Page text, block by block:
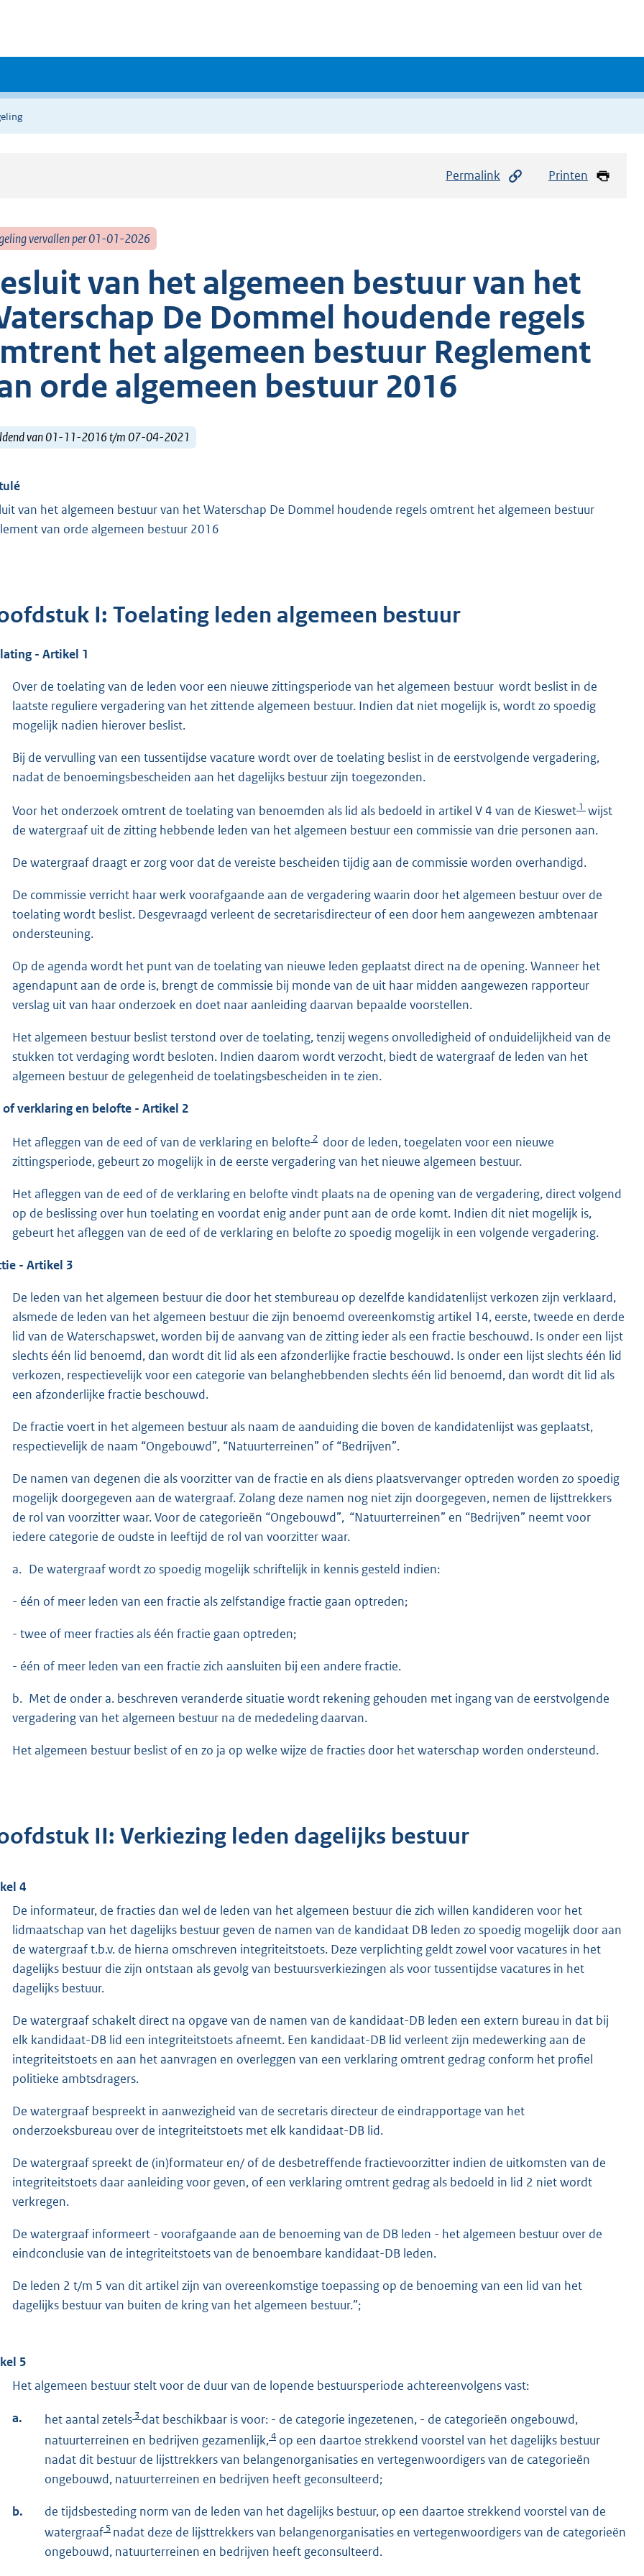
Permalink Printen
vervallen per 01-01-2026
van het algemeen bestuur van het
De Dommel houdende regels
het algemeen bestuur Reglement
orde algemeen bestuur 2016
van 01-11-2016 t/m 07-04-2021
van het algemeen bestuur van het Waterschap De Dommel houdende regels omtrent het algemeen bestuur
van orde algemeen bestuur 2016
I: Toelating leden algemeen bestuur
- Artikel 1
Over de toelating van de leden voor een nieuwe zittingsperiode van het algemeen bestuur wordt beslist in de
laatste reguliere vergadering van het zittende algemeen bestuur. Indien dat niet mogelijk is, wordt zo spoedig
mogelijk nadien hierover beslist.
Bij de vervulling van een tussentijdse vacature wordt over de toelating beslist in de eerstvolgende vergadering,
nadat de benoemingsbescheiden aan het dagelijks bestuur zijn toegezonden.
Voor het onderzoek omtrent de toelating van benoemden als lid als bedoeld in artikel V 4 van de Kieswet 1 wijst
de watergraaf uit de zitting hebbende leden van het algemeen bestuur een commissie van drie personen aan.
De watergraaf draagt er zorg voor dat de vereiste bescheiden tijdig aan de commissie worden overhandigd.
De commissie verricht haar werk voorafgaande aan de vergadering waarin door het algemeen bestuur over de
toelating wordt beslist. Desgevraagd verleent de secretarisdirecteur of een door hem aangewezen ambtenaar
ondersteuning.
Op de agenda wordt het punt van de toelating van nieuwe leden geplaatst direct na de opening. Wanneer het
agendapunt aan de orde is, brengt de commissie bij monde van de uit haar midden aangewezen rapporteur
verslag uit van haar onderzoek en doet naar aanleiding daarvan bepaalde voorstellen.
Het algemeen bestuur beslist terstond over de toelating, tenzij wegens onvolledigheid of onduidelijkheid van de
stukken tot verdaging wordt besloten. Indien daarom wordt verzocht, biedt de watergraaf de leden van het
algemeen bestuur de gelegenheid de toelatingsbescheiden in te zien.
of verklaring en belofte - Artikel 2
Het afleggen van de eed of van de verklaring en belofte 2 door de leden, toegelaten voor een nieuwe
zittingsperiode, gebeurt zo mogelijk in de eerste vergadering van het nieuwe algemeen bestuur.
Het afleggen van de eed of de verklaring en belofte vindt plaats na de opening van de vergadering, direct volgend
op de beslissing over hun toelating en voordat enig ander punt aan de orde komt. Indien dit niet mogelijk is,
gebeurt het afleggen van de eed of de verklaring en belofte zo spoedig mogelijk in een volgende vergadering.
- Artikel 3
De leden van het algemeen bestuur die door het stembureau op dezelfde kandidatenlijst verkozen zijn verklaard,
alsmede de leden van het algemeen bestuur die zijn benoemd overeenkomstig artikel 14, eerste, tweede en derde
lid van de Waterschapswet, worden bij de aanvang van de zitting ieder als een fractie beschouwd. Is onder een lijst
slechts één lid benoemd, dan wordt dit lid als een afzonderlijke fractie beschouwd. Is onder een lijst slechts één lid
verkozen, respectievelijk voor een categorie van belanghebbenden slechts één lid benoemd, dan wordt dit lid als
een afzonderlijke fractie beschouwd.
De fractie voert in het algemeen bestuur als naam de aanduiding die boven de kandidatenlijst was geplaatst,
respectievelijk de naam “Ongebouwd”, “Natuurterreinen” of “Bedrijven”.
De namen van degenen die als voorzitter van de fractie en als diens plaatsvervanger optreden worden zo spoedig
mogelijk doorgegeven aan de watergraaf. Zolang deze namen nog niet zijn doorgegeven, nemen de lijsttrekkers
de rol van voorzitter waar. Voor de categorieën “Ongebouwd”, “Natuurterreinen” en “Bedrijven” neemt voor
iedere categorie de oudste in leeftijd de rol van voorzitter waar.
a. De watergraaf wordt zo spoedig mogelijk schriftelijk in kennis gesteld indien:
- één of meer leden van een fractie als zelfstandige fractie gaan optreden;
- twee of meer fracties als één fractie gaan optreden;
- één of meer leden van een fractie zich aansluiten bij een andere fractie.
b. Met de onder a. beschreven veranderde situatie wordt rekening gehouden met ingang van de eerstvolgende
vergadering van het algemeen bestuur na de mededeling daarvan.
Het algemeen bestuur beslist of en zo ja op welke wijze de fracties door het waterschap worden ondersteund.
II: Verkiezing leden dagelijks bestuur
4
De informateur, de fracties dan wel de leden van het algemeen bestuur die zich willen kandideren voor het
lidmaatschap van het dagelijks bestuur geven de namen van de kandidaat DB leden zo spoedig mogelijk door aan
de watergraaf t.b.v. de hierna omschreven integriteitstoets. Deze verplichting geldt zowel voor vacatures in het
dagelijks bestuur die zijn ontstaan als gevolg van bestuursverkiezingen als voor tussentijdse vacatures in het
dagelijks bestuur.
De watergraaf schakelt direct na opgave van de namen van de kandidaat-DB leden een extern bureau in dat bij
elk kandidaat-DB lid een integriteitstoets afneemt. Een kandidaat-DB lid verleent zijn medewerking aan de
integriteitstoets en aan het aanvragen en overleggen van een verklaring omtrent gedrag conform het profiel
politieke ambtsdragers.
De watergraaf bespreekt in aanwezigheid van de secretaris directeur de eindrapportage van het
onderzoeksbureau over de integriteitstoets met elk kandidaat-DB lid.
De watergraaf spreekt de (in)formateur en/ of de desbetreffende fractievoorzitter indien de uitkomsten van de
integriteitstoets daar aanleiding voor geven, of een verklaring omtrent gedrag als bedoeld in lid 2 niet wordt
verkregen.
De watergraaf informeert - voorafgaande aan de benoeming van de DB leden - het algemeen bestuur over de
eindconclusie van de integriteitstoets van de benoembare kandidaat-DB leden.
De leden 2 t/m 5 van dit artikel zijn van overeenkomstige toepassing op de benoeming van een lid van het
dagelijks bestuur van buiten de kring van het algemeen bestuur.”;
5
Het algemeen bestuur stelt voor de duur van de lopende bestuursperiode achtereenvolgens vast:
a. het aantal zetels 3 dat beschikbaar is voor: - de categorie ingezetenen, - de categorieën ongebouwd,
natuurterreinen en bedrijven gezamenlijk,4 op een daartoe strekkend voorstel van het dagelijks bestuur
nadat dit bestuur de lijsttrekkers van belangenorganisaties en vertegenwoordigers van de categorieën
ongebouwd, natuurterreinen en bedrijven heeft geconsulteerd;
b.
de tijdsbesteding norm van de leden van het dagelijks bestuur, op een daartoe strekkend voorstel van de
watergraaf 5 nadat deze de lijsttrekkers van belangenorganisaties en vertegenwoordigers van de categorieën
ongebouwd, natuurterreinen en bedrijven heeft geconsulteerd.